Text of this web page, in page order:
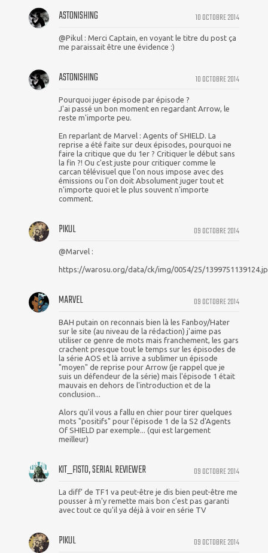
10 OCTOBRE 2014
ASTONISHING
@Pikul : Merci Captain, en voyant le titre du post ça
me paraissait être une évidence :)
10 OCTOBRE 2014
ASTONISHING
Pourquoi juger épisode par épisode ?
J'ai passé un bon moment en regardant Arrow, le
reste m'importe peu.
En reparlant de Marvel : Agents of SHIELD. La
reprise a été faite sur deux épisodes, pourquoi ne
faire la critique que du 1er ? Critiquer le début sans
la fin ?! Ou c'est juste pour critiquer comme le
carcan télévisuel que l'on nous impose avec des
émissions ou l'on doit Absolument juger tout et
n'importe quoi et le plus souvent n'importe
comment.
09 OCTOBRE 2014
PIKUL
@Marvel :
https://warosu.org/data/ck/img/0054/25/
09 OCTOBRE 2014
MARVEL
BAH putain on reconnais bien là les Fanboy/Hater
sur le site (au niveau de la rédaction) j'aime pas
utiliser ce genre de mots mais franchement, les gars
crachent presque tout le temps sur les épisodes de
la série AOS et là arrive a sublimer un épisode
"moyen" de reprise pour Arrow (je rappel que je
suis un défendeur de la série) mais l'épisode 1 était
mauvais en dehors de l'introduction et de la
conclusion...
Alors qu'il vous a fallu en chier pour tirer quelques
mots "positifs" pour l'épisode 1 de la S2 d'Agents
Of SHIELD par exemple... (qui est largement
meilleur)
09 OCTOBRE 2014
KIT_FISTO, SERIAL REVIEWER
La diff' de TF1 va peut-être je dis bien peut-être me
pousser à m'y remette mais bon c'est pas garanti
avec tout ce qu'il ya déjà à voir en série TV
09 OCTOBRE 2014
PIKUL